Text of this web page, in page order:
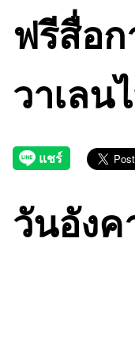
ฟรีสื่อก
วาเลน
วันอังค